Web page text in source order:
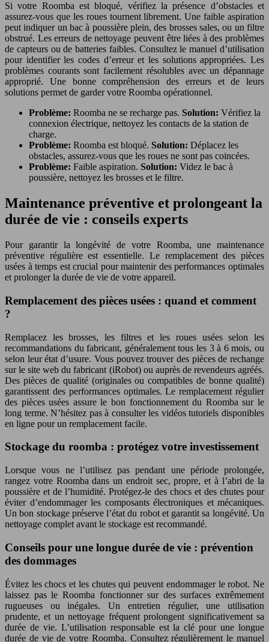
Si votre Roomba est bloqué, vérifiez la présence d’obstacles et
assurez-vous que les roues tournent librement. Une faible aspiration
peut indiquer un bac à poussière plein, des brosses sales, ou un filtre
obstrué. Les erreurs de nettoyage peuvent être liées à des problèmes
de capteurs ou de batteries faibles. Consultez le manuel d’utilisation
pour identifier les codes d’erreur et les solutions appropriées. Les
problèmes courants sont facilement résolubles avec un dépannage
approprié. Une bonne compréhension des erreurs et de leurs
solutions permet de garder votre Roomba opérationnel.
Problème: Roomba ne se recharge pas. Solution: Vérifiez la
connexion électrique, nettoyez les contacts de la station de
charge.
Problème: Roomba est bloqué. Solution: Déplacez les
obstacles, assurez-vous que les roues ne sont pas coincées.
Problème: Faible aspiration. Solution: Videz le bac à
poussière, nettoyez les brosses et le filtre.
Maintenance préventive et prolongeant la
durée de vie : conseils experts
Pour garantir la longévité de votre Roomba, une maintenance
préventive régulière est essentielle. Le remplacement des pièces
usées à temps est crucial pour maintenir des performances optimales
et prolonger la durée de vie de votre appareil.
Remplacement des pièces usées : quand et comment
?
Remplacez les brosses, les filtres et les roues usées selon les
recommandations du fabricant, généralement tous les 3 à 6 mois, ou
selon leur état d’usure. Vous pouvez trouver des pièces de rechange
sur le site web du fabricant (iRobot) ou auprès de revendeurs agréés.
Des pièces de qualité (originales ou compatibles de bonne qualité)
garantissent des performances optimales. Le remplacement régulier
des pièces usées assure le bon fonctionnement du Roomba sur le
long terme. N’hésitez pas à consulter les vidéos tutoriels disponibles
en ligne pour un remplacement facile.
Stockage du roomba : protégez votre investissement
Lorsque vous ne l’utilisez pas pendant une période prolongée,
rangez votre Roomba dans un endroit sec, propre, et à l’abri de la
poussière et de l’humidité. Protégez-le des chocs et des chutes pour
éviter d’endommager les composants électroniques et mécaniques.
Un bon stockage préserve l’état du robot et garantit sa longévité. Un
nettoyage complet avant le stockage est recommandé.
Conseils pour une longue durée de vie : prévention
des dommages
Évitez les chocs et les chutes qui peuvent endommager le robot. Ne
laissez pas le Roomba fonctionner sur des surfaces extrêmement
rugueuses ou inégales. Un entretien régulier, une utilisation
prudente, et un nettoyage fréquent prolongent significativement sa
durée de vie. L’utilisation responsable est la clé pour une longue
durée de vie de votre Roomba. Consultez régulièrement le manuel